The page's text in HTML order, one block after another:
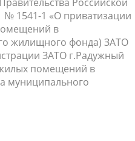
№ 1541-1 «О приватизации
в
жилищного фонда) ЗАТО
ЗАТО г.Радужный
помещений в
муниципального